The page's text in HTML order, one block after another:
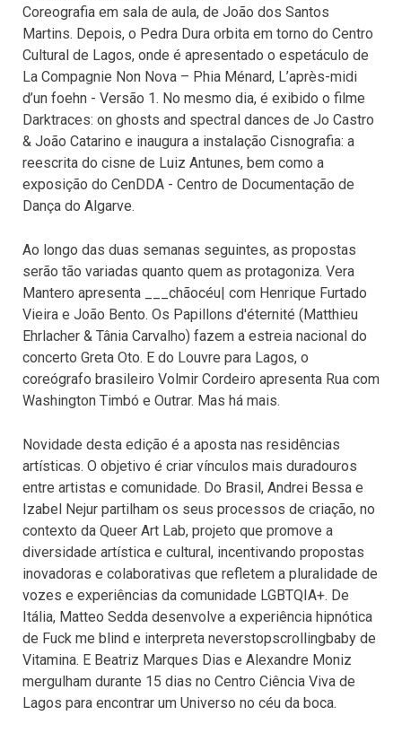
Coreografia em sala de aula, de João dos Santos
Martins. Depois, o Pedra Dura orbita em torno do Centro
Cultural de Lagos, onde é apresentado o espetáculo de
La Compagnie Non Nova – Phia Ménard, L’après-midi
d’un foehn - Versão 1. No mesmo dia, é exibido o filme
Darktraces: on ghosts and spectral dances de Jo Castro
& João Catarino e inaugura a instalação Cisnografia: a
reescrita do cisne de Luiz Antunes, bem como a
exposição do CenDDA - Centro de Documentação de
Dança do Algarve.
Ao longo das duas semanas seguintes, as propostas
serão tão variadas quanto quem as protagoniza. Vera
Mantero apresenta ___chãocéu| com Henrique Furtado
Vieira e João Bento. Os Papillons d'éternité (Matthieu
Ehrlacher & Tânia Carvalho) fazem a estreia nacional do
concerto Greta Oto. E do Louvre para Lagos, o
coreógrafo brasileiro Volmir Cordeiro apresenta Rua com
Washington Timbó e Outrar. Mas há mais.
Novidade desta edição é a aposta nas residências
artísticas. O objetivo é criar vínculos mais duradouros
entre artistas e comunidade. Do Brasil, Andrei Bessa e
Izabel Nejur partilham os seus processos de criação, no
contexto da Queer Art Lab, projeto que promove a
diversidade artística e cultural, incentivando propostas
inovadoras e colaborativas que refletem a pluralidade de
vozes e experiências da comunidade LGBTQIA+. De
Itália, Matteo Sedda desenvolve a experiência hipnótica
de Fuck me blind e interpreta neverstopscrollingbaby de
Vitamina. E Beatriz Marques Dias e Alexandre Moniz
mergulham durante 15 dias no Centro Ciência Viva de
Lagos para encontrar um Universo no céu da boca.